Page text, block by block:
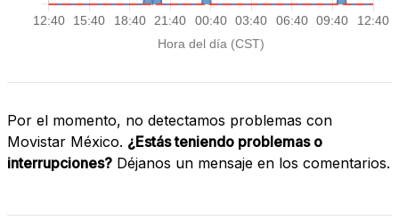
Por el momento, no detectamos problemas con
Movistar México. ¿Estás teniendo problemas o
interrupciones? Déjanos un mensaje en los comentarios.